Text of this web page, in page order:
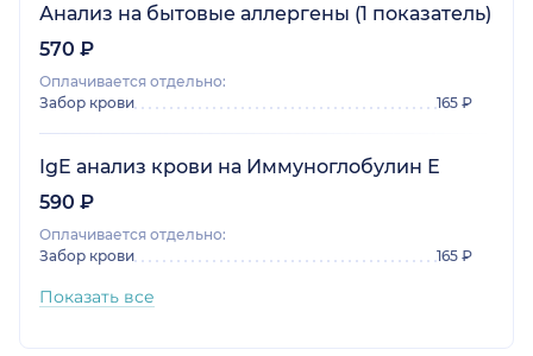
Анализ на бытовые аллергены (1 показатель)
570 ₽
Оплачивается отдельно:
Забор крови
165 ₽
IgE анализ крови на Иммуноглобулин Е
590 ₽
Оплачивается отдельно:
Забор крови
165 ₽
Показать все